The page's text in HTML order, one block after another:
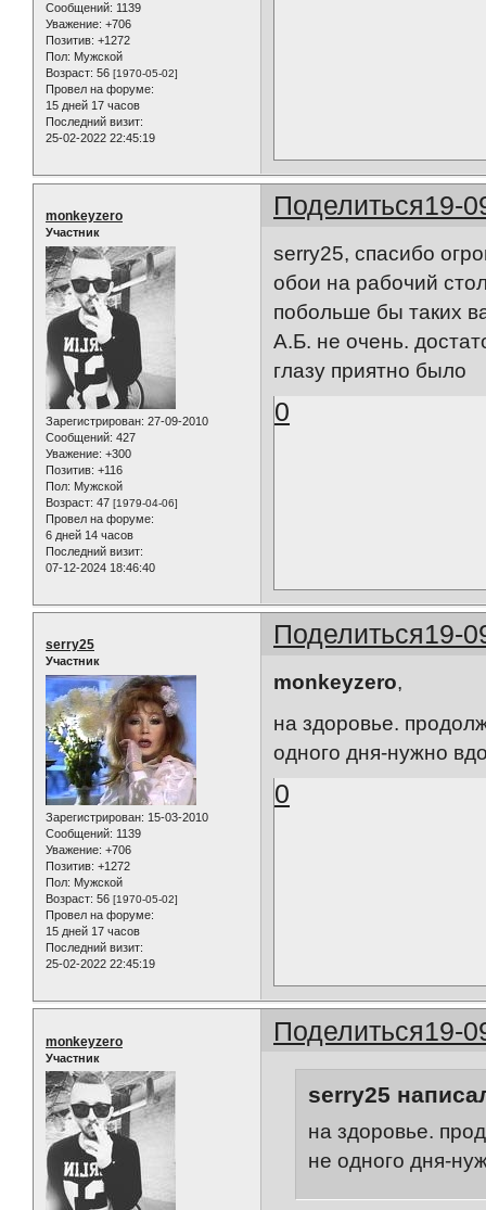
Сообщений: 1139
Уважение: +706
Позитив: +1272
Пол: Мужской
Возраст: 56 [1970-05-02]
Провел на форуме:
15 дней 17 часов
Последний визит:
25-02-2022 22:45:19
Поделиться19-
monkeyzero
Участник
Зарегистрирован: 27-09-2010
Сообщений: 427
Уважение: +300
Позитив: +116
Пол: Мужской
Возраст: 47 [1979-04-06]
Провел на форуме:
6 дней 14 часов
Последний визит:
07-12-2024 18:46:40
serry25, спасибо
обои на рабочий
побольше бы таких
А.Б. не очень.
глазу приятно было
0
Поделиться19-
serry25
Участник
Зарегистрирован: 15-03-2010
Сообщений: 1139
Уважение: +706
Позитив: +1272
Пол: Мужской
Возраст: 56 [1970-05-02]
Провел на форуме:
15 дней 17 часов
Последний визит:
25-02-2022 22:45:19
monkeyzero,
на здоровье.
одного дня-нужно
0
Поделиться19-
monkeyzero
Участник
serry25
на здоровье.
не одного дня-